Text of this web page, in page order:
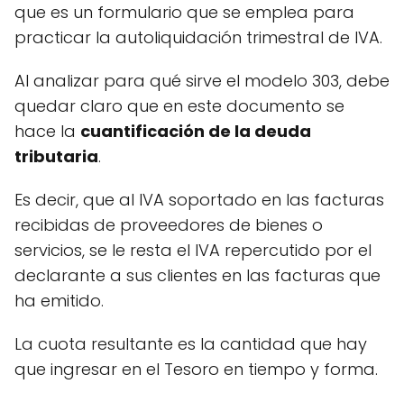
que es un formulario que se emplea para
practicar la autoliquidación trimestral de IVA.
Al analizar para qué sirve el modelo 303, debe
quedar claro que en este documento se
hace la cuantificación de la deuda
tributaria.
Es decir, que al IVA soportado en las facturas
recibidas de proveedores de bienes o
servicios, se le resta el IVA repercutido por el
declarante a sus clientes en las facturas que
ha emitido.
La cuota resultante es la cantidad que hay
que ingresar en el Tesoro en tiempo y forma.